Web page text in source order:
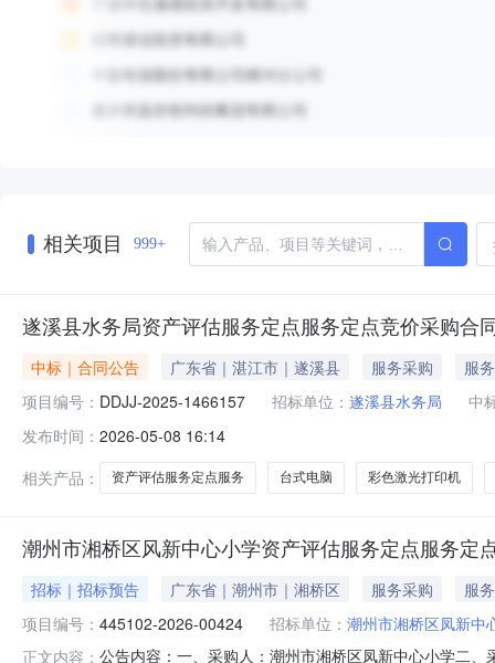
相关项目 999+
遂溪县水务局资产评估服务定点服务定点竞价采购合
中标｜合同公告 广东省｜湛江市｜遂溪县 服务采购
服务
项目编号： DDJJ-2025-1466157 招标单位： 遂溪县水务局
中
发布时间： 2026-05-08 16:14
相关产品：
资产评估服务定点服务 台式电脑 彩色激光打印机
潮州市湘桥区风新中心小学资产评估服务定点服务定
招标｜招标预告 广东省｜潮州市｜湘桥区 服务采购
服务
项目编号： 445102-2026-00424 招标单位： 潮州市湘桥区凤新中
正文内容： 公告内容：一、采购人：潮州市湘桥区凤新中心小学二